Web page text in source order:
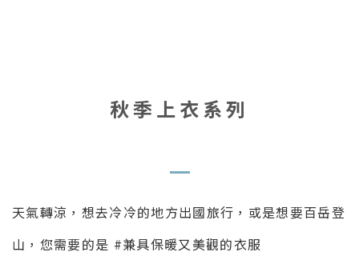
秋季上衣系列
天氣轉涼，想去冷冷的地方出國旅行，或是想要百岳登
山，您需要的是 #兼具保暖又美觀的衣服